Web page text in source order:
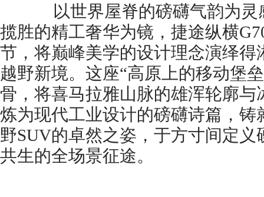
以世界屋脊的磅礴气韵为灵
揽胜的精工奢华为镜，捷途纵横
节，将巅峰美学的设计理念演绎得
越野新境。这座“高原上的移动堡
骨，将喜马拉雅山脉的雄浑轮廓与
炼为现代工业设计的磅礴诗篇，铸
野SUV的卓然之姿，于方寸间定
共生的全场景征途。